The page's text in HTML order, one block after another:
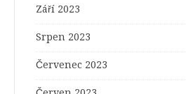
Září 2023
Srpen 2023
Červenec 2023